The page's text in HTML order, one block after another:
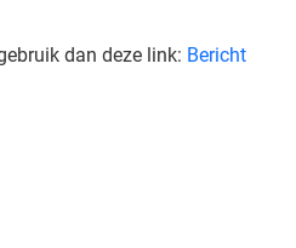
dan deze link: Bericht